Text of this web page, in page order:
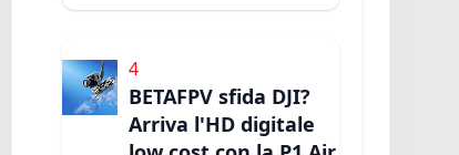
4
BETAFPV sfida DJI?
Arriva l'HD digitale